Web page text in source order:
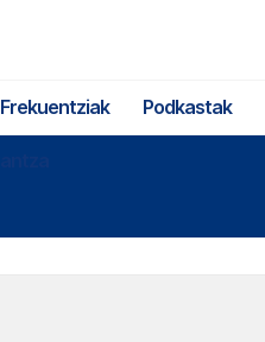
Frekuentziak Podkastak